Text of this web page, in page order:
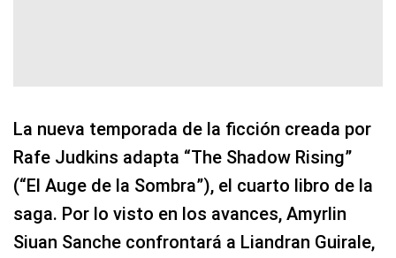
La nueva temporada de la ficción creada por
Rafe Judkins adapta “The Shadow Rising”
(“El Auge de la Sombra”), el cuarto libro de la
saga. Por lo visto en los avances, Amyrlin
Siuan Sanche confrontará a Liandran Guirale,